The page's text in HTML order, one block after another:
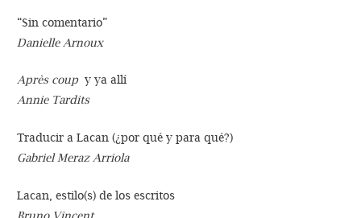
“Sin comentario”
Danielle Arnoux
Après coupy ya allí
Annie Tardits
Traducir a Lacan (¿por qué y para qué?)
Gabriel Meraz Arriola
Lacan, estilo(s) de los escritos